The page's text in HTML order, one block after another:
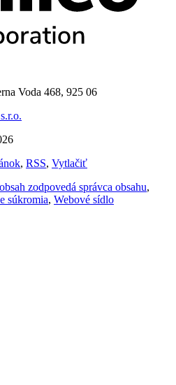
Voda 468, 925 06
, RSS, Vytlačiť
zodpovedá správca obsahu,
súkromia, Webové sídlo